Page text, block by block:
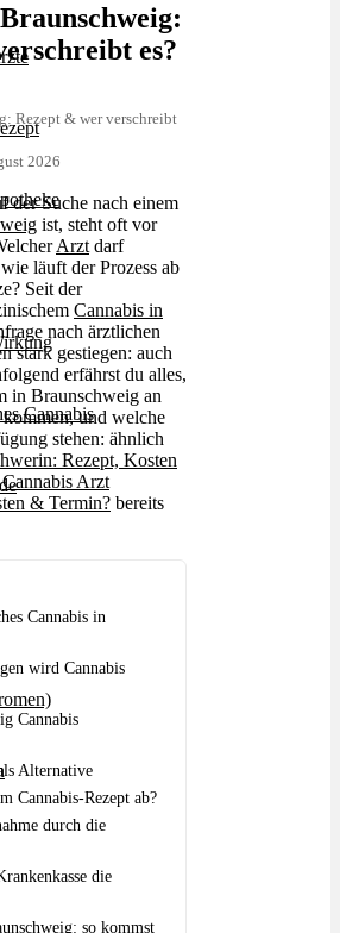
Cannabis
es?
Rezept & wer verschreibt
2026
der Suche nach einem
ist, steht oft vor
Arzt darf
läuft der Prozess ab
Seit der
Cannabis in
nach ärztlichen
stark gestiegen: auch
erfährst du alles,
in Braunschweig an
und welche
stehen: ähnlich
Rezept, Kosten
Cannabis Arzt
& Termin? bereits
Cannabis in
wird Cannabis
Cannabis
Alternative
Cannabis-Rezept ab?
durch die
die
so kommst